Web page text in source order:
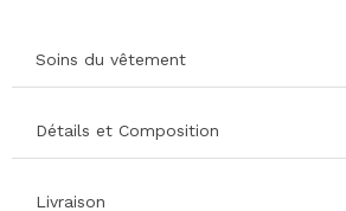
Soins du vêtement
Détails et Composition
Livraison